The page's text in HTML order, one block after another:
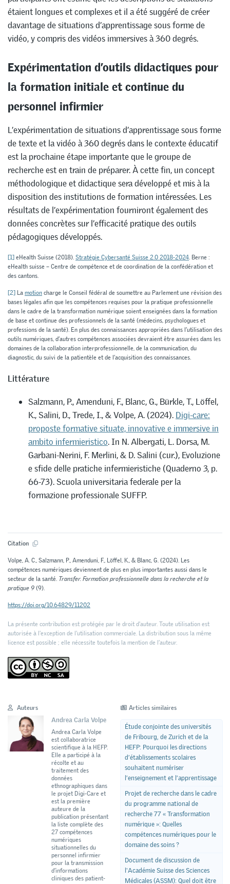
étaient longues et complexes et il a été suggéré de créer
davantage de situations d’apprentissage sous forme de
vidéo, y compris des vidéos immersives à 360 degrés.
Expérimentation d’outils didactiques pour
la formation initiale et continue du
personnel infirmier
L’expérimentation de situations d’apprentissage sous forme
de texte et la vidéo à 360 degrés dans le contexte éducatif
est la prochaine étape importante que le groupe de
recherche est en train de préparer. À cette fin, un concept
méthodologique et didactique sera développé et mis à la
disposition des institutions de formation intéressées. Les
résultats de l’expérimentation fourniront également des
données concrètes sur l’efficacité pratique des outils
pédagogiques développés.
[1]eHealth Suisse (2018).Stratégie Cybersanté Suisse 2.0 2018-2024. Berne :
eHealth suisse – Centre de compétence et de coordination de la confédération et
des cantons.
[2] Lamotioncharge le Conseil fédéral de soumettre au Parlement une révision des
bases légales afin que les compétences requises pour la pratique professionnelle
dans le cadre de la transformation numérique soient enseignées dans la formation
de base et continue des professionnels de la santé (médecins, psychologues et
professions de la santé). En plus des connaissances appropriées dans l’utilisation des
outils numériques, d’autres compétences associées devraient être assurées dans les
domaines de la collaboration interprofessionnelle, de la communication, du
diagnostic, du suivi de la patientèle et de l’acquisition des connaissances.
Littérature
Salzmann, P., Amenduni, F., Blanc, G., Bürkle, T., Löffel,
K., Salini, D., Trede, I., & Volpe, A. (2024). Digi-care:
proposte formative situate, innovative e immersive in
ambito infermieristico. In N. Albergati, L. Dorsa, M.
Garbani-Nerini, F. Merlini, & D. Salini (cur.), Evoluzione
e sfide delle pratiche infermieristiche (Quaderno 3, p.
66-73). Scuola universitaria federale per la
formazione professionale SUFFP.
Citation
Volpe, A. C., Salzmann, P., Amenduni, F., Löffel, K., & Blanc, G. (2024). Les
compétences numériques deviennent de plus en plus importantes aussi dans le
secteur de la santé. Transfer. Formation professionnelle dans la recherche et la
pratique 9(9).
https://doi.org/10.64829/11202
La présente contribution est protégée par le droit d'auteur. Toute utilisation est
autorisée à l'exception de l'utilisation commerciale. La distribution sous la même
licence est possible ; elle nécessite toutefois la mention de l’auteur.
Auteurs
Andrea Carla Volpe
Andrea Carla Volpe
est collaboratrice
scientifique à la HEFP.
Elle a participé à la
récolte et au
traitement des
données
ethnographiques dans
le projet Digi-Care et
est la première
auteure de la
publication présentant
la liste complète des
27 compétences
numériques
situationnelles du
personnel infirmier
pour la transmission
d’informations
cliniques des patient-
Articles similaires
Étude conjointe des universités
de Fribourg, de Zurich et de la
HEFP: Pourquoi les directions
d’établissements scolaires
souhaitent numériser
l’enseignement et l’apprentissage
Projet de recherche dans le cadre
du programme national de
recherche 77 « Transformation
numérique »: Quelles
compétences numériques pour le
domaine des soins ?
Document de discussion de
l'Académie Suisse des Sciences
Médicales (ASSM): Quel doit être